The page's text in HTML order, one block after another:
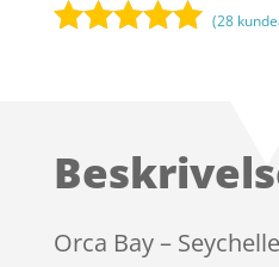
kundebedøm
(28
Orca Bay –